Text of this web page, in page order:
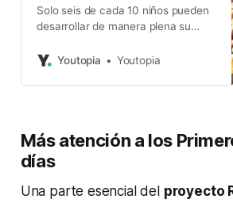
Solo seis de cada 10 niños pueden
desarrollar de manera plena su
Youtopia
Youtopia
Más atención a los
días
Una parte esencial del proyecto